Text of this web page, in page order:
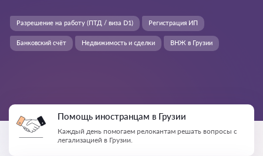
ВНЖ в Грузии
Разрешение на работу (ПТД / виза D1) Регистрация ИП
Банковский счёт Недвижимость и сделки
Помощь иностранцам в Грузии
Каждый день помогаем релокантам решать вопросы с
легализацией в Грузии.